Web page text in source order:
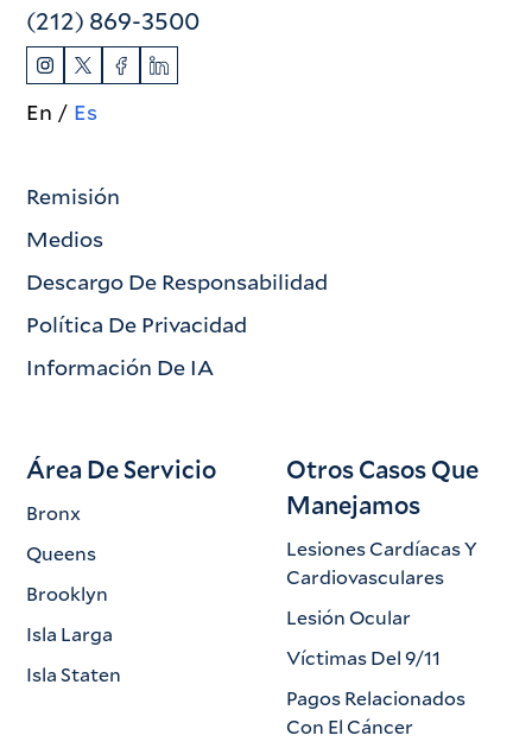
(212) 869-3500
En Es
Remisión
Medios
Descargo De Responsabilidad
Política De Privacidad
Información De IA
Área De Servicio
Bronx
Queens
Brooklyn
Isla Larga
Isla Staten
Otros Casos Que
Manejamos
Lesiones Cardíacas Y
Cardiovasculares
Lesión Ocular
Víctimas Del 9/11
Pagos Relacionados
Con El Cáncer